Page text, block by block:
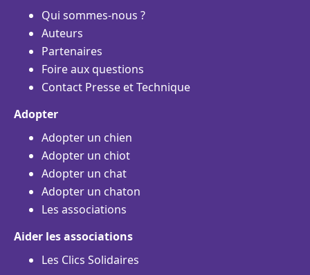
Qui sommes-nous ?
Auteurs
Partenaires
Foire aux questions
Contact Presse et Technique
Adopter
Adopter un chien
Adopter un chiot
Adopter un chat
Adopter un chaton
Les associations
Aider les associations
Les Clics Solidaires